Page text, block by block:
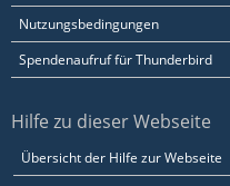
Nutzungsbedingungen
Spendenaufruf für Thunderbird
Hilfe zu dieser Webseite
Übersicht der Hilfe zur Webseite